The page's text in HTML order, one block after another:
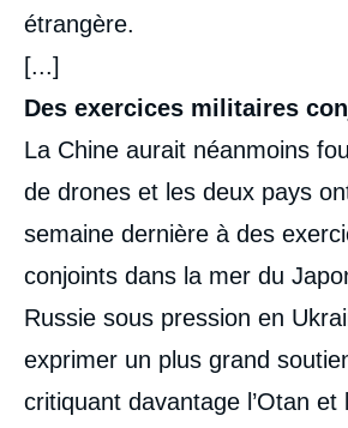
étrangère.
[...]
Des exercices militaires
La Chine aurait néanmoins
de drones et les deux pays
semaine dernière à des
conjoints dans la mer du
Russie sous pression en
exprimer un plus grand
critiquant davantage l’Otan et